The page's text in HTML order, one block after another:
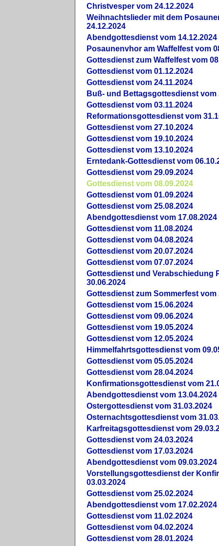
Christvesper vom 24.12.2024
Weihnachtslieder mit dem
24.12.2024
Abendgottesdienst vom 14.12.2024
Posaunenvhor am Waffelfest vom
Gottesdienst zum Waffelfest vom
Gottesdienst vom 01.12.2024
Gottesdienst vom 24.11.2024
Buß- und Bettagsgottesdienst vom
Gottesdienst vom 03.11.2024
Reformationsgottesdienst vom
Gottesdienst vom 27.10.2024
Gottesdienst vom 19.10.2024
Gottesdienst vom 13.10.2024
Erntedank-Gottesdienst vom
Gottesdienst vom 29.09.2024
Gottesdienst vom 08.09.2024
Gottesdienst vom 01.09.2024
Gottesdienst vom 25.08.2024
Abendgottesdienst vom 17.08.2024
Gottesdienst vom 11.08.2024
Gottesdienst vom 04.08.2024
Gottesdienst vom 20.07.2024
Gottesdienst vom 07.07.2024
Gottesdienst und Verabschiedung
30.06.2024
Gottesdienst zum Sommerfest vom
Gottesdienst vom 15.06.2024
Gottesdienst vom 09.06.2024
Gottesdienst vom 19.05.2024
Gottesdienst vom 12.05.2024
Himmelfahrtsgottesdienst vom
Gottesdienst vom 05.05.2024
Gottesdienst vom 28.04.2024
Konfirmationsgottesdienst vom
Abendgottesdienst vom 13.04.2024
Ostergottesdienst vom 31.03.2024
Osternachtsgottesdienst vom
Karfreitagsgottesdienst vom
Gottesdienst vom 24.03.2024
Gottesdienst vom 17.03.2024
Abendgottesdienst vom 09.03.2024
Vorstellungsgottesdienst der
03.03.2024
Gottesdienst vom 25.02.2024
Abendgottesdienst vom 17.02.2024
Gottesdienst vom 11.02.2024
Gottesdienst vom 04.02.2024
Gottesdienst vom 28.01.2024